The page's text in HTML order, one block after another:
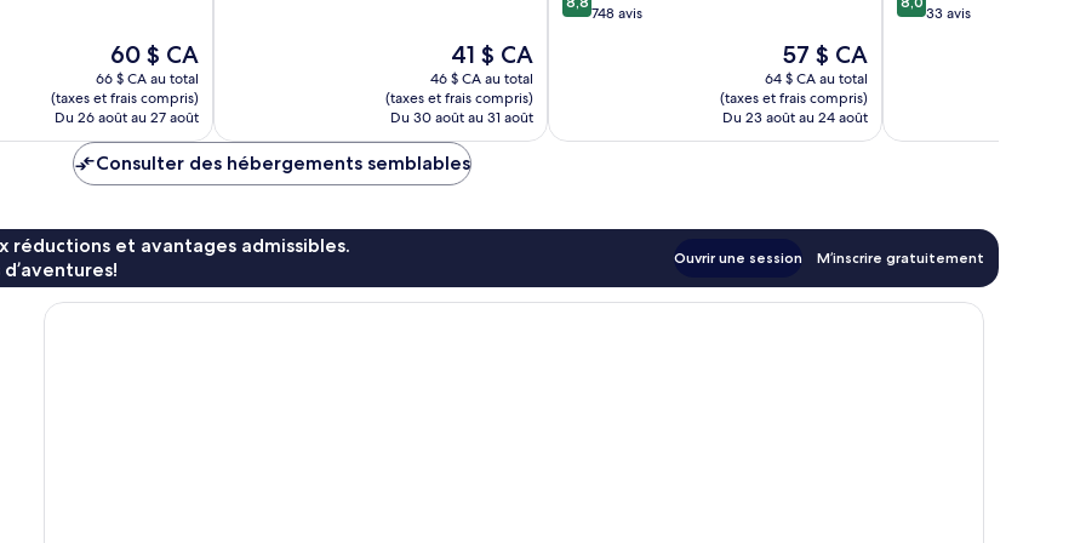
Le
prix
est
de
60 $ CA
60 $ CA
66 $ CA au total
(taxes et frais compris)
Du 26 août au 27 août
Le
prix
est
de
41 $ CA
41 $ CA
46 $ CA au total
(taxes et frais compris)
Du 30 août au 31 août
sur 748 avis
Le
prix
est
de
57 $ CA
57 $ CA
64 $ CA au total
(taxes et frais compris)
Du 23 août au 24 août
sur 33 avis
Consulter des hébergements semblables
réductions et avantages admissibles.
Ouvrir une session M’inscrire gratuitement